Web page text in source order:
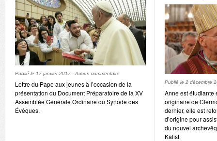
Publié le 17 janvier 2017 - Aucun commentaire
Lettre du Pape aux jeunes à l’occasion de la
présentation du Document Préparatoire de la XV
Assemblée Générale Ordinaire du Synode des
Évêques.
Publié le 2 décembre
Anne est étudiante
originaire de
dernier, elle est
d’origine pour
du nouvel
Kalist.